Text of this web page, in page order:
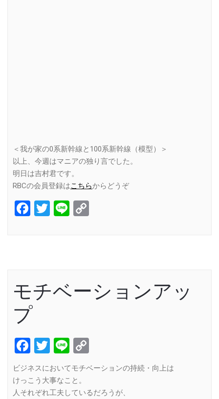
＜我が家の0系新幹線と100系新幹線（模型）＞
以上、今週はマニアの独り言でした。
明日は吉村君です。
RBCの会員登録はこちらからどうぞ
Facebook
Twitter
Line
モチベーションアッ
プ
Facebook
Twitter
Line
Link
ビジネスにおいてモチベーションの持続・向上は
けっこう大事なこと。
人それぞれ工夫しているだろうが、